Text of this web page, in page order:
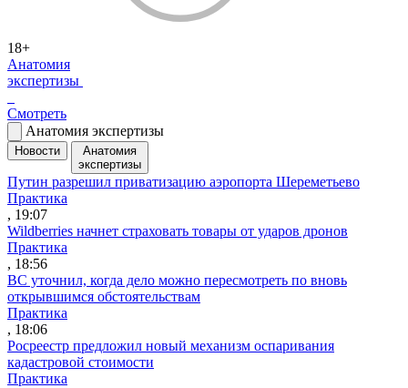
18+
Анатомия
экспертизы
Смотреть
Анатомия экспертизы
Новости
Анатомия
экспертизы
Путин разрешил приватизацию аэропорта Шереметьево
Практика
, 19:07
Wildberries начнет страховать товары от ударов дронов
Практика
, 18:56
ВС уточнил, когда дело можно пересмотреть по вновь
открывшимся обстоятельствам
Практика
, 18:06
Росреестр предложил новый механизм оспаривания
кадастровой стоимости
Практика